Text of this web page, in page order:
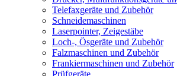
Telefaxgeräte und Zubehör
Schneidemaschinen
Laserpointer, Zeigestäbe
Loch-, Ösgeräte und Zubehör
Falzmaschinen und Zubehör
Frankiermaschinen und Zubehör